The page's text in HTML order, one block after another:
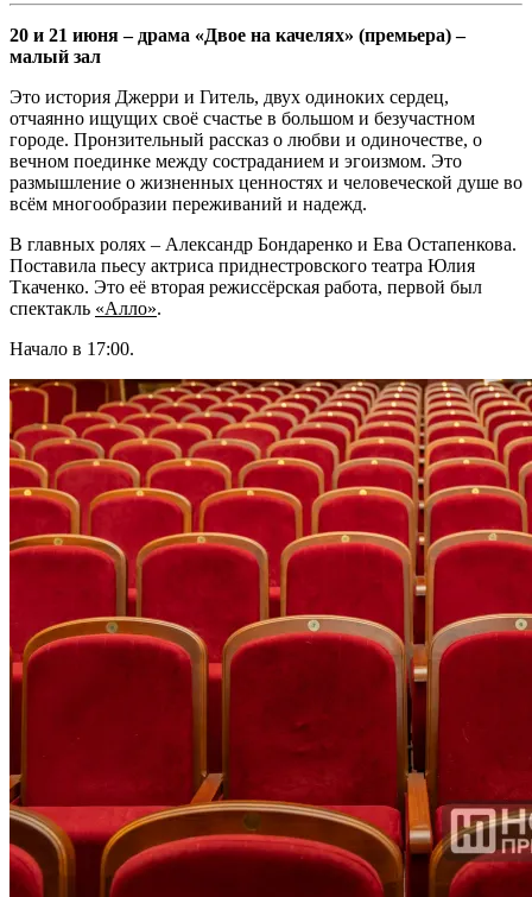
20 и 21 июня – драма «Двое на качелях» (премьера) –
малый зал
Это история Джерри и Гитель, двух одиноких сердец,
отчаянно ищущих своё счастье в большом и безучастном
городе. Пронзительный рассказ о любви и одиночестве, о
вечном поединке между состраданием и эгоизмом. Это
размышление о жизненных ценностях и человеческой душе во
всём многообразии переживаний и надежд.
В главных ролях – Александр Бондаренко и Ева Остапенкова.
Поставила пьесу актриса приднестровского театра Юлия
Ткаченко. Это её вторая режиссёрская работа, первой был
спектакль «Алло».
Начало в 17:00.